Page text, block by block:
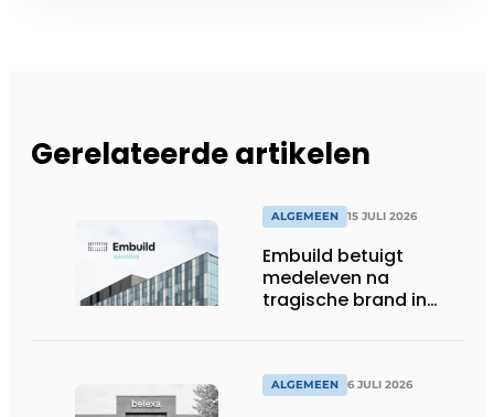
Gerelateerde artikelen
ALGEMEEN 15 JULI 2026
Embuild betuigt
medeleven na
tragische brand in
ALGEMEEN 6 JULI 2026